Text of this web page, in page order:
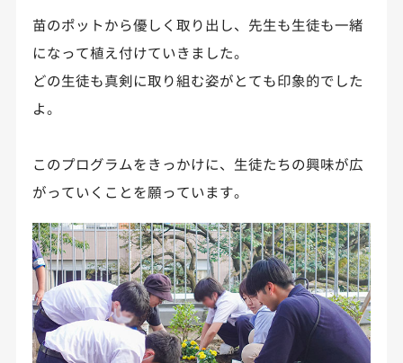
苗のポットから優しく取り出し、先生も生徒も一緒
になって植え付けていきました。
どの生徒も真剣に取り組む姿がとても印象的でした
よ。
このプログラムをきっかけに、生徒たちの興味が広
がっていくことを願っています。